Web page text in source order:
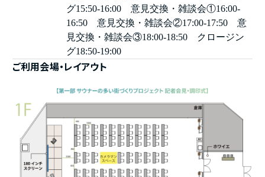
グ15:50-16:00 意見交換・雑談会①16:00-
16:50 意見交換・雑談会②17:00-17:50 意
見交換・雑談会③18:00-18:50 クロージン
グ18:50-19:00
ご利用会場・レイアウト